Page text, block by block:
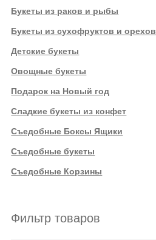
Букеты из раков и рыбы
Букеты из сухофруктов и орехов
Детские букеты
Овощные букеты
Подарок на Новый год
Сладкие букеты из конфет
Съедобные Боксы Ящики
Съедобные букеты
Съедобные Корзины
Фильтр товаров